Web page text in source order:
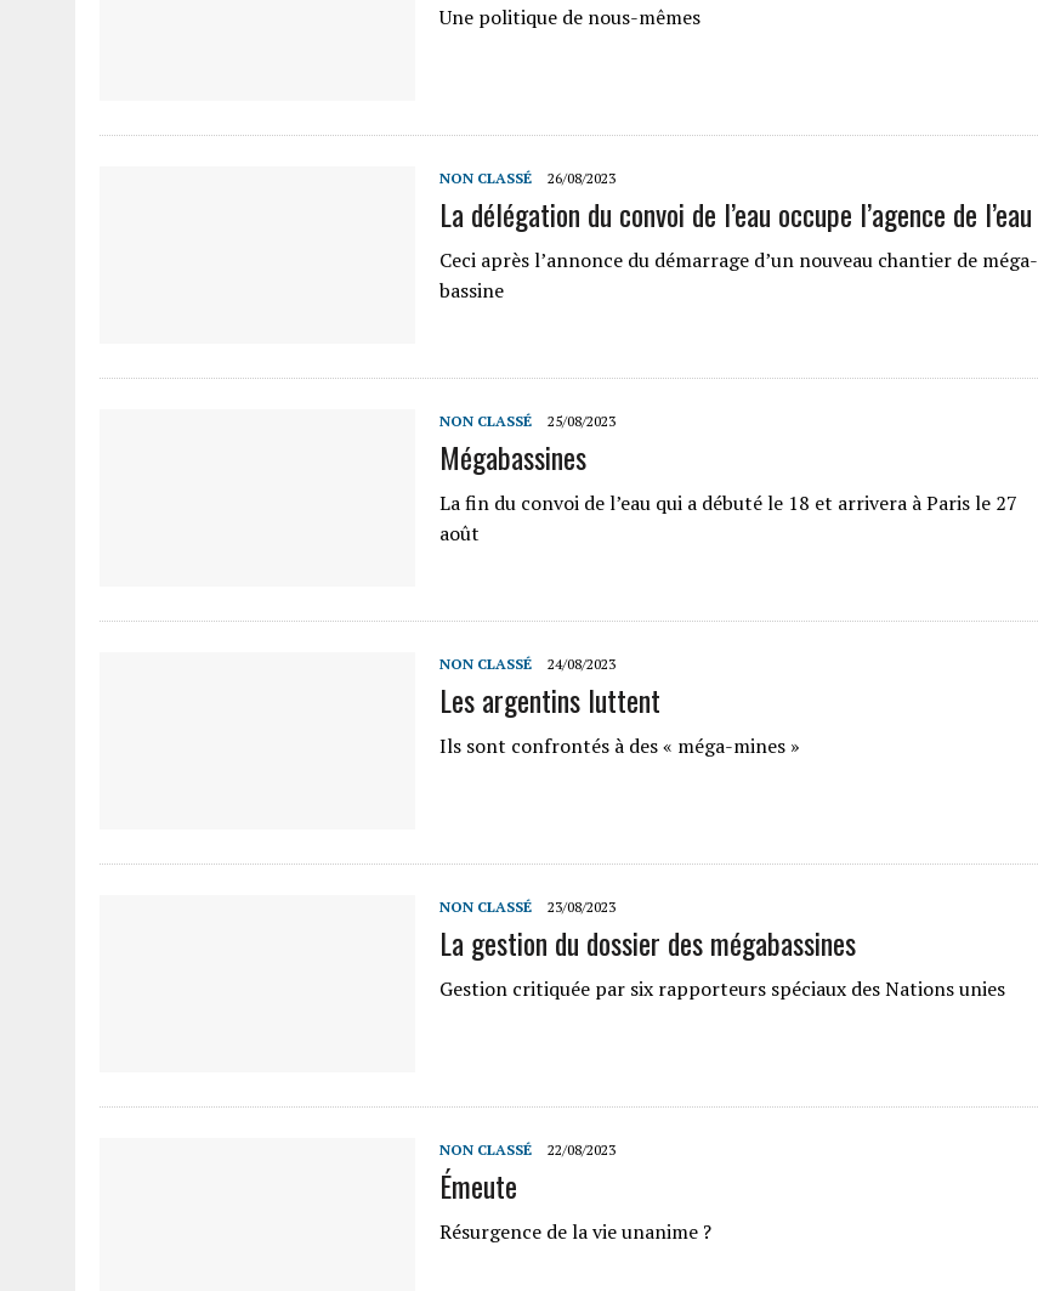
Une politique de nous-mêmes
NON CLASSÉ 26/08/2023
La délégation du convoi de l’eau occupe l’agence de l’eau
Ceci après l’annonce du démarrage d’un nouveau chantier de méga-
bassine
NON CLASSÉ 25/08/2023
Mégabassines
La fin du convoi de l’eau qui a débuté le 18 et arrivera à Paris le 27
août
NON CLASSÉ 24/08/2023
Les argentins luttent
Ils sont confrontés à des « méga-mines »
NON CLASSÉ 23/08/2023
La gestion du dossier des mégabassines
Gestion critiquée par six rapporteurs spéciaux des Nations unies
NON CLASSÉ 22/08/2023
Émeute
Résurgence de la vie unanime ?